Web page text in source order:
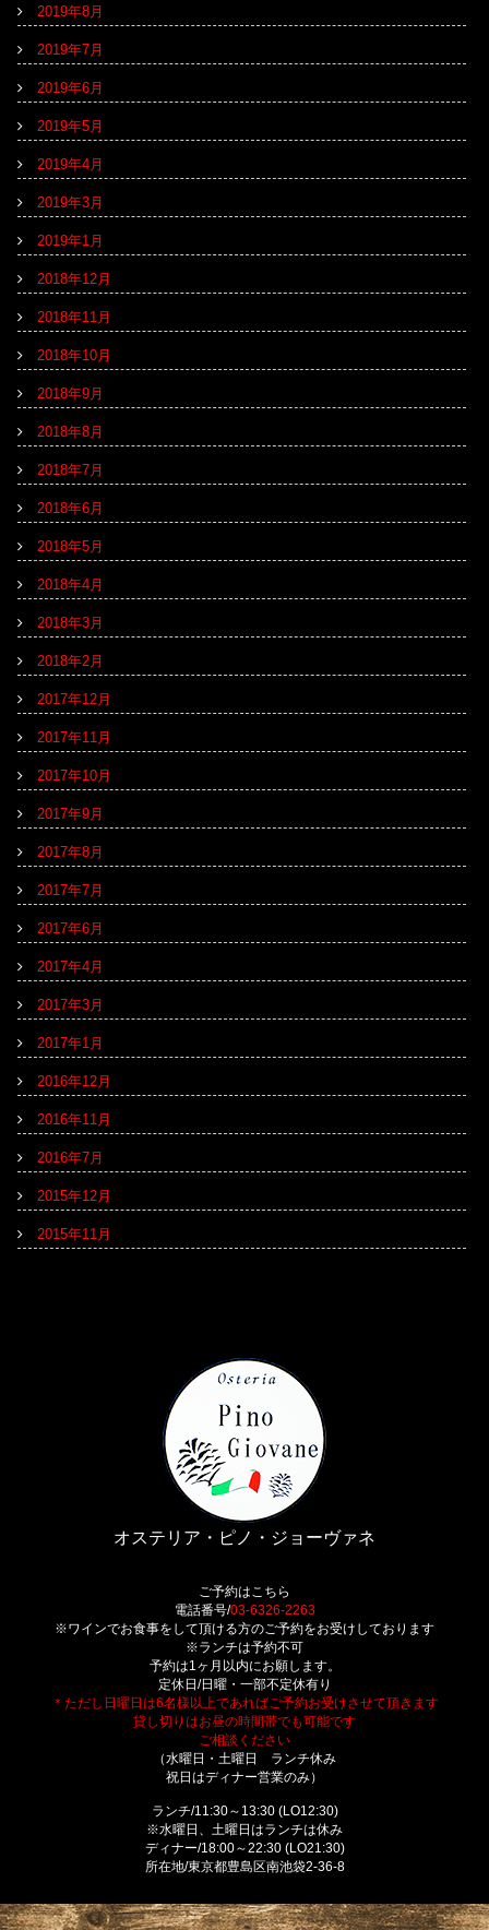
2019年8月
2019年7月
2019年6月
2019年5月
2019年4月
2019年3月
2019年1月
2018年12月
2018年11月
2018年10月
2018年9月
2018年8月
2018年7月
2018年6月
2018年5月
2018年4月
2018年3月
2018年2月
2017年12月
2017年11月
2017年10月
2017年9月
2017年8月
2017年7月
2017年6月
2017年4月
2017年3月
2017年1月
2016年12月
2016年11月
2016年7月
2015年12月
2015年11月
オステリア・ピノ・ジョーヴァネ
ご予約はこちら
電話番号/03-6326-2263
※ワインでお食事をして頂ける方のご予約をお受けしております
※ランチは予約不可
予約は1ヶ月以内にお願します。
定休日/日曜・一部不定休有り
＊ただし日曜日は6名様以上であればご予約お受けさせて頂きます
貸し切りはお昼の時間帯でも可能です
ご相談ください
（水曜日・土曜日 ランチ休み
祝日はディナー営業のみ）
ランチ/11:30～13:30 (LO12:30)
※水曜日、土曜日はランチは休み
ディナー/18:00～22:30 (LO21:30)
所在地/東京都豊島区南池袋2-36-8